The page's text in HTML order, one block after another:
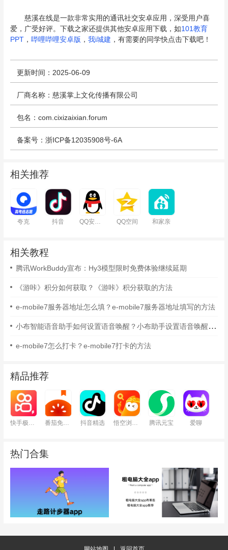
慈溪在线是一款非常实用的通讯社交安卓应用，深受用户喜
爱，广受好评。下载之家还提供其他安卓应用下载，如101教育
PPT， 哔哩哔哩安卓版 ， 我i城建 ，有需要的同学快点击下载吧！
更新时间：2025-06-09
厂商名称：慈溪掌上文化传播有限公司
包名：com.cixizaixian.forum
备案号：浙ICP备12035908号-6A
相关推荐
夸克 抖音 QQ安卓版 QQ空间 和家亲
相关教程
腾讯WorkBuddy宣布：Hy3模型限时免费体验继续延期
《游咔》积分如何获取？《游咔》积分获取的方法
e-mobile7服务器地址怎么填？e-mobile7服务器地址填写的方法
小布智能语音助手如何设置语音唤醒？小布助手设置语音唤醒的方法
e-mobile7怎么打卡？e-mobile7打卡的方法
精品推荐
快手极速版 番茄免费小说 抖音精选 悟空浏览器 腾讯元宝 爱聊
热门合集